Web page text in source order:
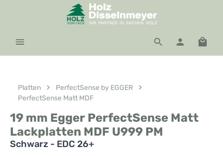
Zum Hauptinhalt springen
Platten
PerfectSense by EGGER
PerfectSense Matt MDF
19 mm Egger PerfectSense Matt
Lackplatten MDF U999 PM
Schwarz - EDC 26+